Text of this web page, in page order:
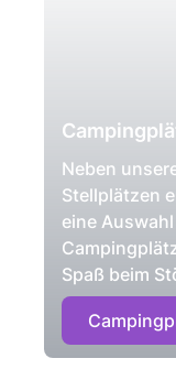
Neben
Stellplätzen
eine
Spaß beim